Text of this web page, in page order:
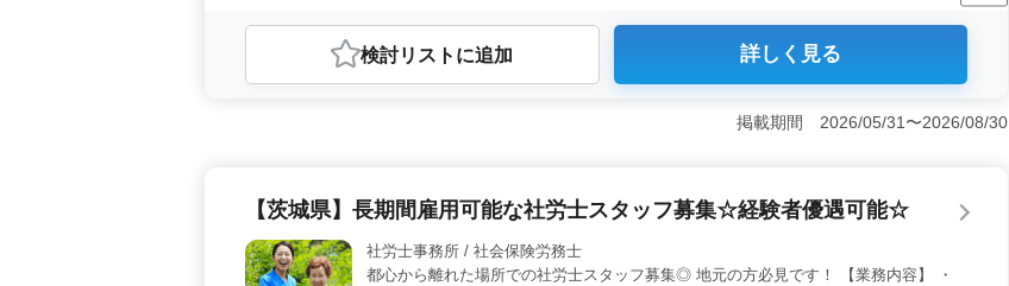
おすすめポイント
＜やりがい＞ 社労士事務所経験者にとって、クライアントの労務トラブル解決に携わり、信頼
わたる業務を通じて、専門知識を最大限に発揮し、企業や個人の課題解決に貢献できます。
り、経験豊富な社労士としてキャリアを築くことが可能です。研修制度や柔軟な働き方支援が整
が見込めます。
検討リスト に追加 詳しく見る
掲載期間 2026/05/31〜2026/08/30
【茨城県】長期間雇用可能な社労士スタッフ募集☆経験者優遇可能☆
社労士事務所 / 社会保険労務士
都心から離れた場所での社労士スタッフ募集◎ 地元の方必見です！ 【業務内容】 ・